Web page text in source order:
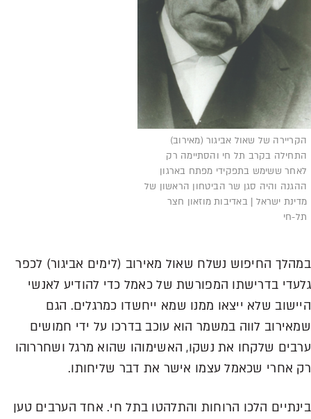
הקריירה של שאול אביגור (מאירוב)
התחילה בקרב תל חי והסתיימה רק
לאחר ששימש בתפקידי מפתח בארגון
ההגנה והיה סגן שר הביטחון הראשון של
מדינת ישראל | באדיבות מוזאון חצר
תל-חי
במהלך החיפוש נשלח שאול מאירוב (לימים אביגור) לכפר
גלעדי בדרישתו המפורשת של כאמל כדי להודיע לאנשי
היישוב שלא ייצאו ממנו שמא ייחשדו כמרגלים. הגם
שמאירוב לווה במשמר הוא עוכב בדרכו על ידי חמושים
ערבים שלקחו את נשקו, האשימוהו שהוא מרגל ושחררוהו
רק אחרי שכאמל עצמו אישר את דבר שליחותו.
בינתיים הלכו הרוחות והתלהטו בתל חי. אחד הערבים טען